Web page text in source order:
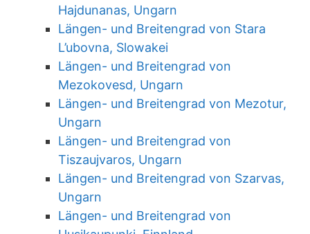
Hajdunanas, Ungarn
Längen- und Breitengrad von Stara
L’ubovna, Slowakei
Längen- und Breitengrad von
Mezokovesd, Ungarn
Längen- und Breitengrad von Mezotur,
Ungarn
Längen- und Breitengrad von
Tiszaujvaros, Ungarn
Längen- und Breitengrad von Szarvas,
Ungarn
Längen- und Breitengrad von